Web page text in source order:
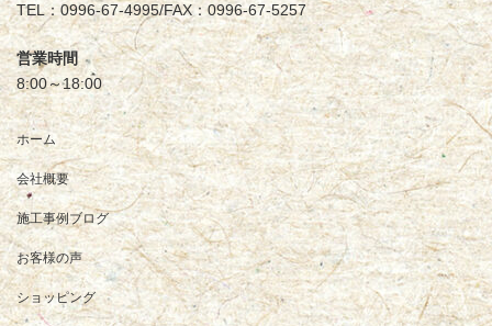
TEL：0996-67-4995/FAX：0996-67-5257
営業時間
8:00～18:00
ホーム
会社概要
施工事例ブログ
お客様の声
ショッピング